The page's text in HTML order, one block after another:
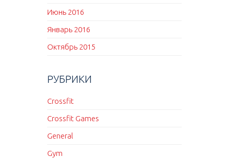
Июнь 2016
Январь 2016
Октябрь 2015
РУБРИКИ
Crossfit
Crossfit Games
General
Gym